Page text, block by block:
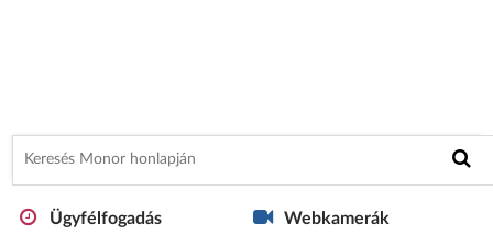
Ügyfélfogadás
Webkamerák